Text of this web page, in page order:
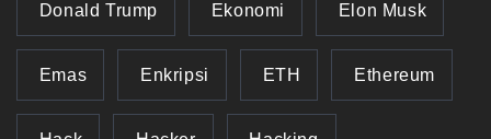
Donald Trump Ekonomi Elon Musk
Emas Enkripsi ETH Ethereum